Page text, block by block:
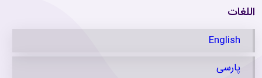
اللغات
English
پارسی